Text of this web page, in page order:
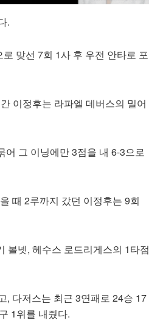
.
맞선 7회 1사 후 우전 안타로 포
이정후는 라파엘 데버스의 밀어
그 이닝에만 3점을 내 6-3으로
때 2루까지 갔던 이정후는 9회
볼넷, 헤수스 로드리게스의 1타점
, 다저스는 최근 3연패로 24승 17
1위를 내줬다.